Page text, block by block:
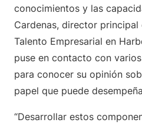
conocimientos y las
Cardenas, director
Talento Empresarial en
puse en contacto con
para conocer su opinión
papel que puede
“Desarrollar estos